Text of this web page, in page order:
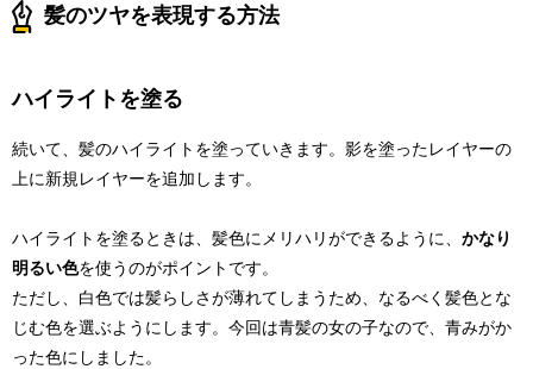
髪のツヤを表現する方法
ハイライトを塗る
続いて、髪のハイライトを塗っていきます。影を塗ったレイヤーの
上に新規レイヤーを追加します。
ハイライトを塗るときは、髪色にメリハリができるように、 かなり
明るい色を使うのがポイントです。
ただし、白色では髪らしさが薄れてしまうため、なるべく髪色とな
じむ色を選ぶようにします。今回は青髪の女の子なので、青みがか
った色にしました。